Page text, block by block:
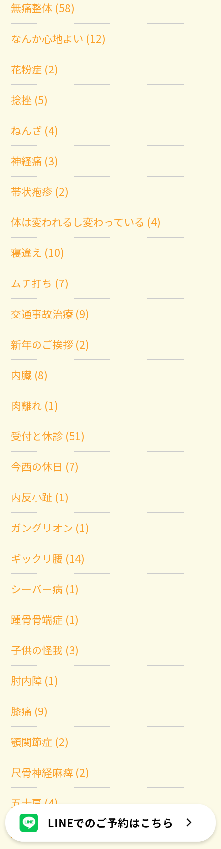
無痛整体 (58)
なんか心地よい (12)
花粉症 (2)
捻挫 (5)
ねんざ (4)
神経痛 (3)
帯状疱疹 (2)
体は変われるし変わっている (4)
寝違え (10)
ムチ打ち (7)
交通事故治療 (9)
新年のご挨拶 (2)
内臓 (8)
肉離れ (1)
受付と休診 (51)
今西の休日 (7)
内反小趾 (1)
ガングリオン (1)
ギックリ腰 (14)
シーバー病 (1)
踵骨骨端症 (1)
子供の怪我 (3)
肘内障 (1)
膝痛 (9)
顎関節症 (2)
尺骨神経麻痺 (2)
五十肩 (4)
頚椎症 (3)